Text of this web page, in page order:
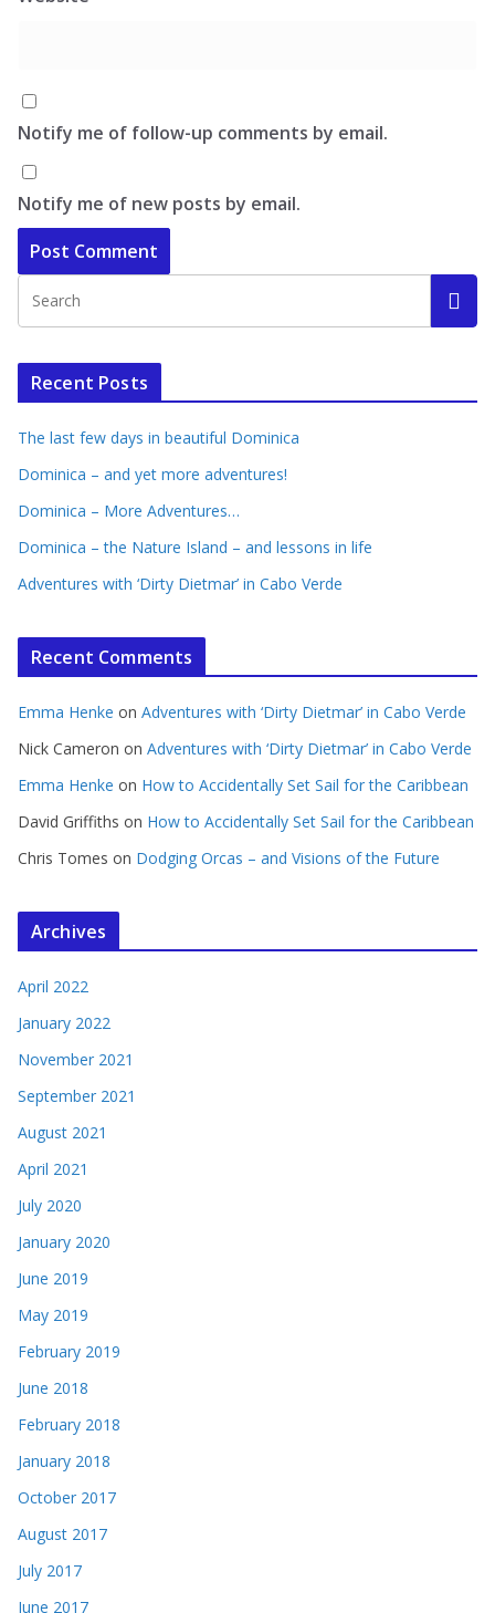
Notify me of follow-up comments by email.
Notify me of new posts by email.
Recent Posts
The last few days in beautiful Dominica
Dominica – and yet more adventures!
Dominica – More Adventures…
Dominica – the Nature Island – and lessons in life
Adventures with ‘Dirty Dietmar’ in Cabo Verde
Recent Comments
Emma Henke on Adventures with ‘Dirty Dietmar’ in Cabo Verde
Nick Cameron on Adventures with ‘Dirty Dietmar’ in Cabo Verde
Emma Henke on How to Accidentally Set Sail for the Caribbean
David Griffiths on How to Accidentally Set Sail for the Caribbean
Chris Tomes on Dodging Orcas – and Visions of the Future
Archives
April 2022
January 2022
November 2021
September 2021
August 2021
April 2021
July 2020
January 2020
June 2019
May 2019
February 2019
June 2018
February 2018
January 2018
October 2017
August 2017
July 2017
June 2017